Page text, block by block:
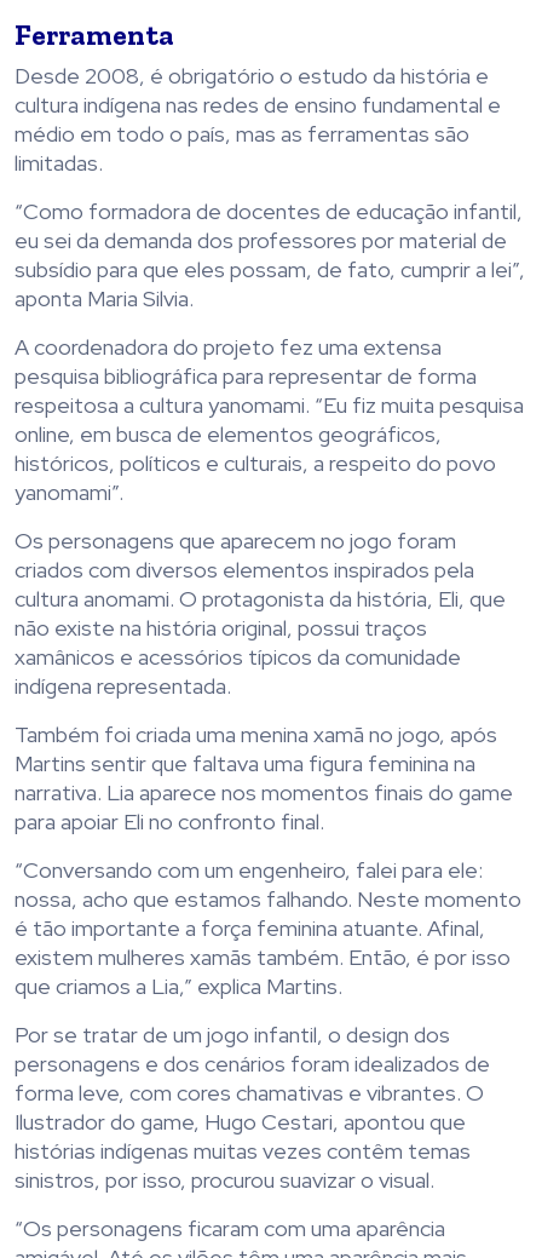
Ferramenta
Desde 2008, é obrigatório o estudo da história e
cultura indígena nas redes de ensino fundamental e
médio em todo o país, mas as ferramentas são
limitadas.
“Como formadora de docentes de educação infantil,
eu sei da demanda dos professores por material de
subsídio para que eles possam, de fato, cumprir a lei”,
aponta Maria Silvia.
A coordenadora do projeto fez uma extensa
pesquisa bibliográfica para representar de forma
respeitosa a cultura yanomami. “Eu fiz muita pesquisa
online, em busca de elementos geográficos,
históricos, políticos e culturais, a respeito do povo
yanomami”.
Os personagens que aparecem no jogo foram
criados com diversos elementos inspirados pela
cultura anomami. O protagonista da história, Eli, que
não existe na história original, possui traços
xamânicos e acessórios típicos da comunidade
indígena representada.
Também foi criada uma menina xamã no jogo, após
Martins sentir que faltava uma figura feminina na
narrativa. Lia aparece nos momentos finais do game
para apoiar Eli no confronto final.
“Conversando com um engenheiro, falei para ele:
nossa, acho que estamos falhando. Neste momento
é tão importante a força feminina atuante. Afinal,
existem mulheres xamãs também. Então, é por isso
que criamos a Lia,” explica Martins.
Por se tratar de um jogo infantil, o design dos
personagens e dos cenários foram idealizados de
forma leve, com cores chamativas e vibrantes. O
Ilustrador do game, Hugo Cestari, apontou que
histórias indígenas muitas vezes contêm temas
sinistros, por isso, procurou suavizar o visual.
“Os personagens ficaram com uma aparência